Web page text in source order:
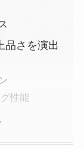
品さを演出
性能